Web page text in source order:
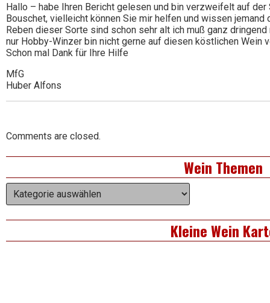
Hallo – habe Ihren Bericht gelesen und bin verzweifelt auf der
Bouschet, vielleicht können Sie mir helfen und wissen
Reben dieser Sorte sind schon sehr alt ich muß ganz
nur Hobby-Winzer bin nicht gerne auf diesen köstlichen Wein
Schon mal Dank für Ihre Hilfe
MfG
Huber Alfons
Comments are closed.
Right
Asides
Wein Themen
Wein
Themen
Kleine Wein